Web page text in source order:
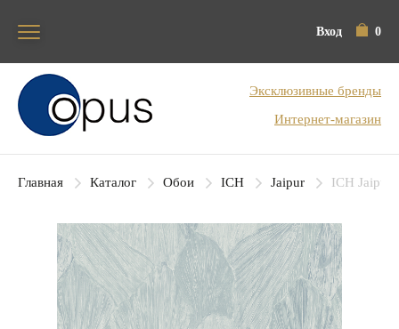
Вход 0
Блок поиска
Эксклюзивные бренды
Интернет-магазин
Главная Каталог Обои ICH Jaipur ICH Jaipur